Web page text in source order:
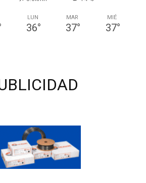
LUN
36°
MAR
37°
MIÉ
37°